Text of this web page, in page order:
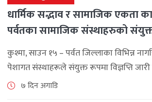
धार्मिक सद्भाव र सामाजिक एकता
पर्वतका सामाजिक संस्थाहरुको
कुश्मा, साउन १५ – पर्वत जिल्लाका विभिन्न
पेशागत संस्थाहरूले संयुक्त रूपमा विज्ञप्ति जारी
सामाजिक एकता र कानुनी शासन कायम राख्न
७ दिन अगाडि